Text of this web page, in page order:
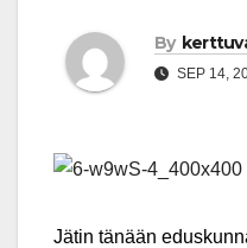
By
SEP 14,
Jätin tänään